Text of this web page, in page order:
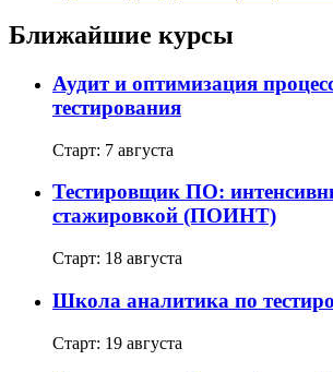
Ближайшие курсы
Аудит и оптимизация
тестирования
Старт: 7 августа
Тестировщик ПО:
стажировкой (ПОИНТ)
Старт: 18 августа
Школа аналитика по
Старт: 19 августа